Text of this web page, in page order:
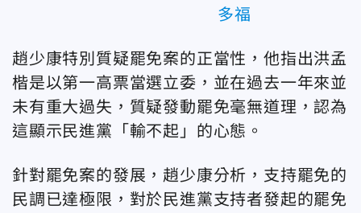
多福
趙少康特別質疑罷免案的正當性，他指出洪孟
楷是以第一高票當選立委，並在過去一年來並
未有重大過失，質疑發動罷免毫無道理，認為
這顯示民進黨「輸不起」的心態。
針對罷免案的發展，趙少康分析，支持罷免的
民調已達極限，對於民進黨支持者發起的罷免